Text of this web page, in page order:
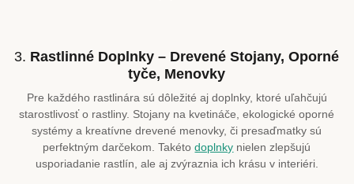
3. Rastlinné Doplnky – Drevené Stojany, Oporné
tyče, Menovky
Pre každého rastlinára sú dôležité aj doplnky, ktoré uľahčujú
starostlivosť o rastliny. Stojany na kvetináče, ekologické oporné
systémy a kreatívne drevené menovky, či presaďmatky sú
perfektným darčekom. Takétodoplnky nielen zlepšujú
usporiadanie rastlín, ale aj zvýraznia ich krásu v interiéri.